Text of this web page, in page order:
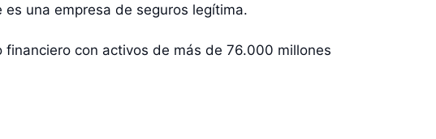
una empresa de seguros legítima.
con activos de más de 76.000 millones